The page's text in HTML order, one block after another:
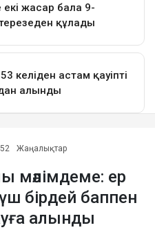
Жаңалықтар
мәлімдеме: ер
бірдей баппен
алынды